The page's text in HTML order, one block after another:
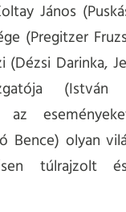
János
(Pregitzer
Darinka,
Bence) olyan
túlrajzolt